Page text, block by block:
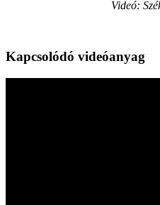
Videó:
Kapcsolódó videóanyag